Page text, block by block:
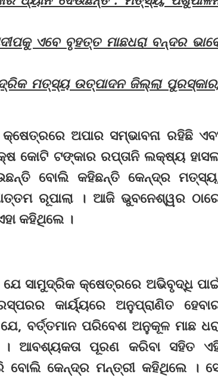
ଏବେ ବୃହତ୍ତ ମାଛଧରା ବନ୍ଦର
ମତ୍ସ୍ୟ ଉତ୍ପାଦନ ଜିଲ୍ଲା
ଅପାର ସମ୍ଭାବନା ରହିଛି
କୋଟି ଟଙ୍କାର ରପ୍ତାନି ଲକ୍ଷ୍ୟ
ବୋଲି କହିଛନ୍ତି କେନ୍ଦ୍ର
ରୂପାଲା । ଆଜି ଭୁବନେଶ୍ୱର
କହିଥିଲେ ।
ଯେ ସାମୁଦ୍ରିକ କ୍ଷେତ୍ରରେ ଅଭିବୃଦ୍ଧି
କାର୍ୟ୍ୟରେ ଅନୁପ୍ରାଣିତ
ବର୍ତ୍ତମାନ ପରିବେଶ ଅନୁକୂଳ ମାଛ
। ଆବଶ୍ୟକତା ପୂରଣ କରିବା ସହିତ
ବୋଲି କେନ୍ଦ୍ର ମନ୍ତ୍ରୀ କହିଥିଲେ ।